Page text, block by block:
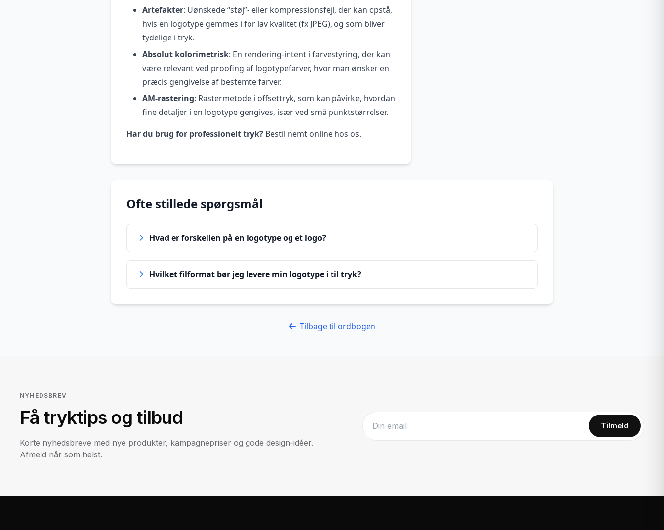
Artefakter: Uønskede “støj”- eller kompressionsfejl, der kan opstå,
hvis en logotype gemmes i for lav kvalitet (fx JPEG), og som bliver
tydelige i tryk.
Absolut kolorimetrisk: En rendering-intent i farvestyring, der kan
være relevant ved proofing af logotypefarver, hvor man ønsker en
præcis gengivelse af bestemte farver.
AM-rastering: Rastermetode i offsettryk, som kan påvirke, hvordan
fine detaljer i en logotype gengives, især ved små punktstørrelser.
Har du brug for professionelt tryk? Bestil nemt online hos os.
Ofte stillede spørgsmål
Hvad er forskellen på en logotype og et logo?
Hvilket filformat bør jeg levere min logotype i til tryk?
Tilbage til ordbogen
NYHEDSBREV
Få tryktips og tilbud
Korte nyhedsbreve med nye produkter, kampagnepriser og gode design-idéer.
Afmeld når som helst.
Tilmeld